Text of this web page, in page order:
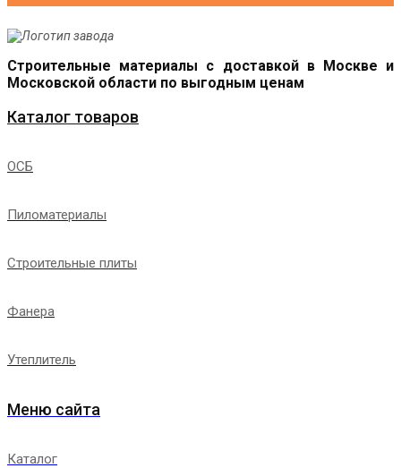
Строительные материалы с доставкой в Москве и
Московской области по выгодным ценам
Каталог товаров
ОСБ
Пиломатериалы
Строительные плиты
Фанера
Утеплитель
Меню сайта
Каталог